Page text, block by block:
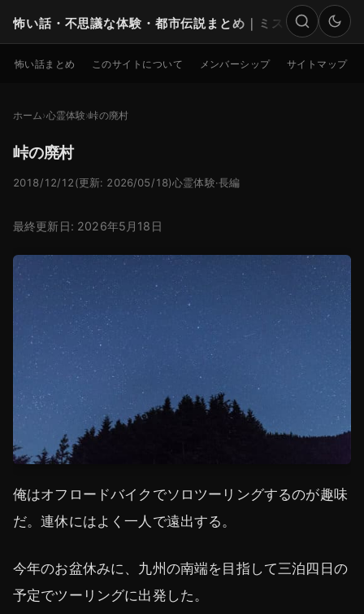
怖い話・不思議な体験・都市伝説まとめ｜ミステリー
検索
怖い話まとめ このサイトについて メンバーシップ サイトマップ
ホーム 心霊体験 峠の廃村
峠の廃村
2018/12/12 (更新: 2026/05/18)心霊体験·長編
最終更新日: 2026年5月18日
俺はオフロードバイクでソロツーリングするのが趣味
だ。連休にはよく一人で遠出する。
今年のお盆休みに、九州の南端を目指して三泊四日の
予定でツーリングに出発した。